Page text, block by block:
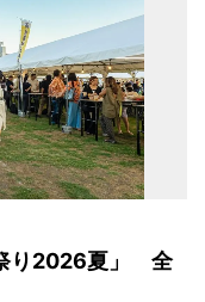
り2026夏」 全